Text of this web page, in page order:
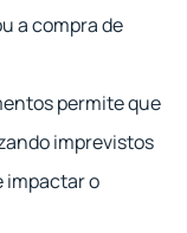
a compra de
permite que
imprevistos
impactar o